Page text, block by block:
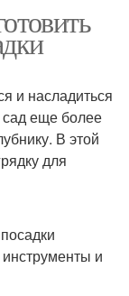
и насладиться
сад еще более
В этой
для
и